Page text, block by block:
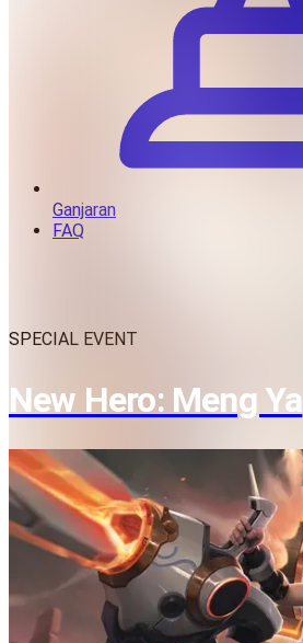
Ganjaran
FAQ
SPECIAL EVENT
New Hero: Meng Ya